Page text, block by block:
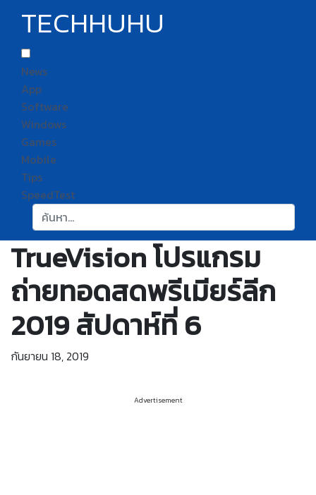
TECHHUHU
News
App
Software
Windows
Games
Mobile
Tips
SpeedTest
ค้นหา:
TrueVision โปรแกรม
ถ่ายทอดสดพรีเมียร์ลีก
2019 สัปดาห์ที่ 6
กันยายน 18, 2019
Advertisement